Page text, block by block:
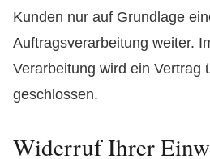
Kunden nur auf Grundlage
Auftragsverarbeitung weiter.
Verarbeitung wird ein Vertrag
geschlossen.
Widerruf Ihrer